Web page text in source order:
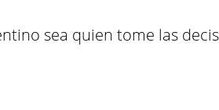
sea quien tome las